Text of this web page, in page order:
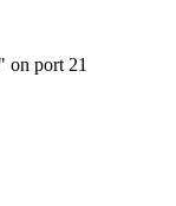
on port 21